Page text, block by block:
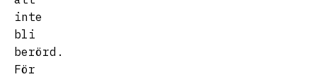
inte
bli
berörd.
För